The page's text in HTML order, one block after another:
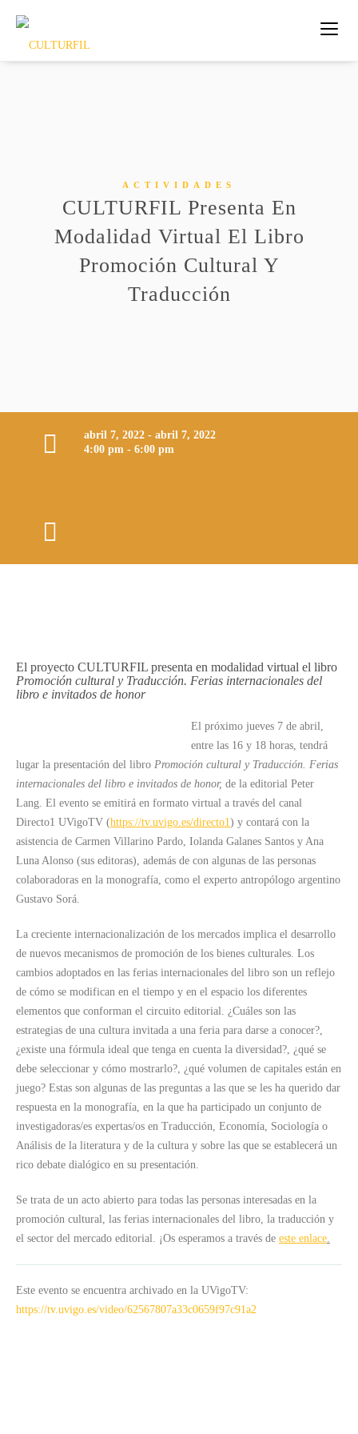
ACTIVIDADES
CULTURFIL Presenta En
Modalidad Virtual El Libro
Promoción Cultural Y
Traducción
abril 7, 2022 - abril 7, 2022
4:00 pm - 6:00 pm
El proyecto CULTURFIL presenta en modalidad virtual el libro
Promoción cultural y Traducción. Ferias internacionales del
libro e invitados de honor
El próximo jueves 7 de abril,
entre las 16 y 18 horas, tendrá
lugar la presentación del libro Promoción cultural y Traducción. Ferias
internacionales del libro e invitados de honor, de la editorial Peter
Lang. El evento se emitirá en formato virtual a través del canal
Directo1 UVigoTV (https://tv.uvigo.es/directo1) y contará con la
asistencia de Carmen Villarino Pardo, Iolanda Galanes Santos y Ana
Luna Alonso (sus editoras), además de con algunas de las personas
colaboradoras en la monografía, como el experto antropólogo argentino
Gustavo Sorá.
La creciente internacionalización de los mercados implica el desarrollo
de nuevos mecanismos de promoción de los bienes culturales. Los
cambios adoptados en las ferias internacionales del libro son un reflejo
de cómo se modifican en el tiempo y en el espacio los diferentes
elementos que conforman el circuito editorial. ¿Cuáles son las
estrategias de una cultura invitada a una feria para darse a conocer?,
¿existe una fórmula ideal que tenga en cuenta la diversidad?, ¿qué se
debe seleccionar y cómo mostrarlo?, ¿qué volumen de capitales están en
juego? Estas son algunas de las preguntas a las que se les ha querido dar
respuesta en la monografía, en la que ha participado un conjunto de
investigadoras/es expertas/os en Traducción, Economía, Sociología o
Análisis de la literatura y de la cultura y sobre las que se establecerá un
rico debate dialógico en su presentación.
Se trata de un acto abierto para todas las personas interesadas en la
promoción cultural, las ferias internacionales del libro, la traducción y
el sector del mercado editorial. ¡Os esperamos a través de este enlace.
Este evento se encuentra archivado en la UVigoTV:
https://tv.uvigo.es/video/62567807a33c0659f97c91a2